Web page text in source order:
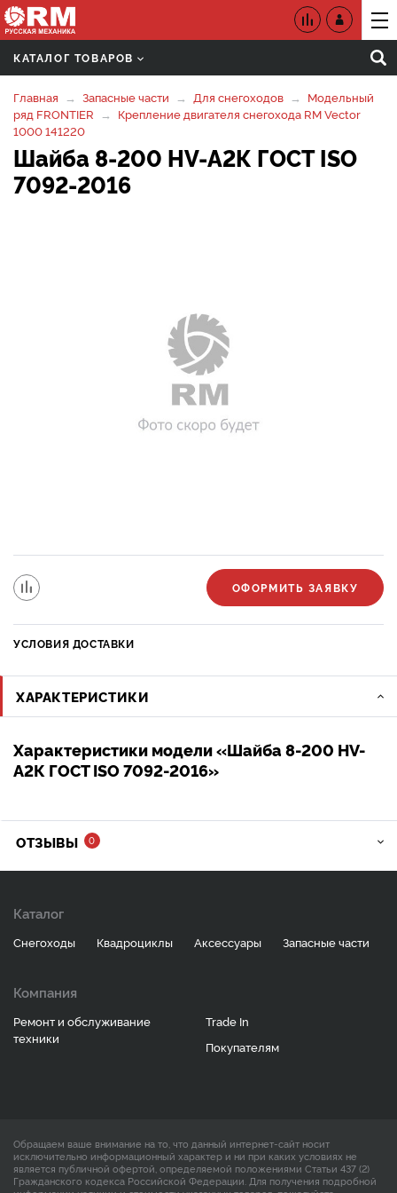
КАТАЛОГ ТОВАРОВ
Главная Запасные части Для снегоходов
Модельный
ряд FRONTIER
Крепление двигателя снегохода RM Vector
1000 141220
Шайба 8-200 HV-A2К ГОСТ ISO
7092-2016
ОФОРМИТЬ ЗАЯВКУ
УСЛОВИЯ ДОСТАВКИ
ХАРАКТЕРИСТИКИ
Характеристики модели «Шайба 8-200 HV-
A2К ГОСТ ISO 7092-2016»
ОТЗЫВЫ 0
Каталог
Снегоходы Квадроциклы Аксессуары Запасные части
Компания
Ремонт и обслуживание
техники
Trade In
Покупателям
Обращаем ваше внимание на то, что данный интернет-сайт носит
исключительно информационный характер и ни при каких условиях не
является публичной офертой, определяемой положениями Статьи 437 (2)
Гражданского кодекса Российской Федерации. Для получения подробной